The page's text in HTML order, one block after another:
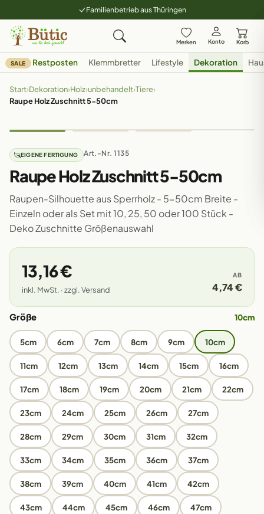
Familienbetrieb aus Thüringen
Merken Konto Korb
SALE Restposten Klemmbretter Lifestyle Dekoration
Start›Dekoration›Holz›unbehandelt›Tiere›
Raupe Holz Zuschnitt 5-50cm
EIGENE FERTIGUNG Art.-Nr. 1135
Raupe Holz Zuschnitt 5-50cm
Raupen-Silhouette aus Sperrholz - 5-50cm Breite -
Einzeln oder als Set mit 10, 25, 50 oder 100 Stück -
Deko Zuschnitte Größenauswahl
13,16 €
inkl. MwSt. · zzgl. Versand
AB
4,74 €
Größe 10cm
5cm 6cm 7cm 8cm 9cm 10cm
11cm 12cm 13cm 14cm 15cm 16cm
17cm 18cm 19cm 20cm 21cm 22cm
23cm 24cm 25cm 26cm 27cm
28cm 29cm 30cm 31cm 32cm
33cm 34cm 35cm 36cm 37cm
38cm 39cm 40cm 41cm 42cm
43cm 44cm 45cm 46cm 47cm